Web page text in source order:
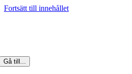
Fortsätt till innehållet
Gå till...